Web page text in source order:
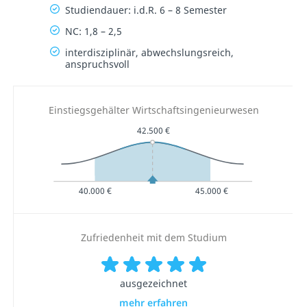
Studiendauer: i.d.R. 6 – 8 Semester
NC: 1,8 – 2,5
interdisziplinär, abwechslungsreich,
anspruchsvoll
Einstiegsgehälter Wirtschaftsingenieurwesen
40.000 €
42.500 €
45.000 €
Zufriedenheit mit dem Studium
ausgezeichnet
mehr erfahren